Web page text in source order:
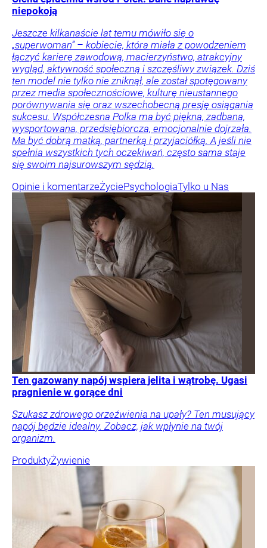
niepokoją
Jeszcze kilkanaście lat temu mówiło się o
„superwoman” – kobiecie, która miała z powodzeniem
łączyć karierę zawodową, macierzyństwo, atrakcyjny
wygląd, aktywność społeczną i szczęśliwy związek. Dziś
ten model nie tylko nie zniknął, ale został spotęgowany
przez media społecznościowe, kulturę nieustannego
porównywania się oraz wszechobecną presję osiągania
sukcesu. Współczesna Polka ma być piękna, zadbana,
wysportowana, przedsiębiorcza, emocjonalnie dojrzała.
Ma być dobrą matką, partnerką i przyjaciółką. A jeśli nie
spełnia wszystkich tych oczekiwań, często sama staje
się swoim najsurowszym sędzią.
Opinie i komentarzeŻyciePsychologiaTylko u Nas
Ten gazowany napój wspiera jelita i wątrobę. Ugasi
pragnienie w gorące dni
Szukasz zdrowego orzeźwienia na upały? Ten musujący
napój będzie idealny. Zobacz, jak wpłynie na twój
organizm.
ProduktyŻywienie